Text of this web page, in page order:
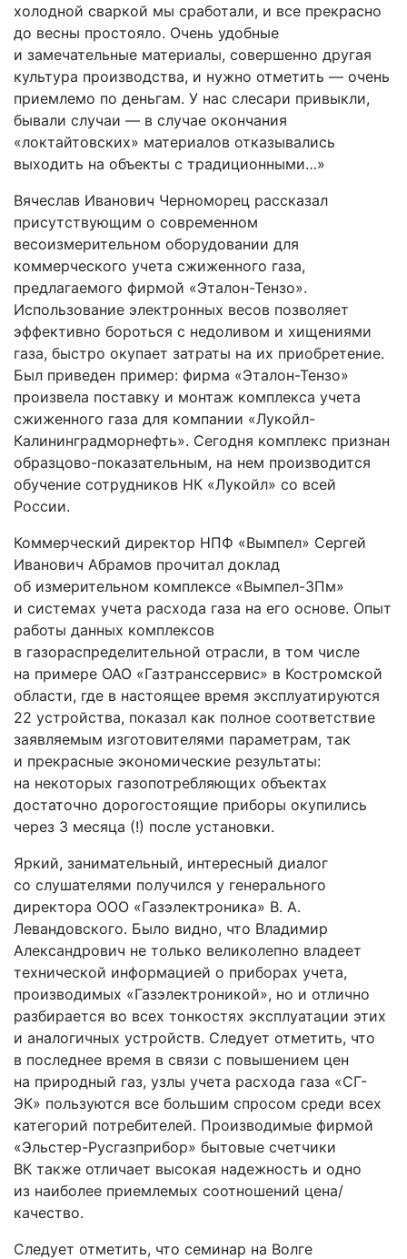
холодной сваркой мы сработали, и все прекрасно
до весны простояло. Очень удобные
и замечательные материалы, совершенно другая
культура производства, и нужно отметить — очень
приемлемо по деньгам. У нас слесари привыкли,
бывали случаи — в случае окончания
«локтайтовских» материалов отказывались
выходить на объекты с традиционными…»
Вячеслав Иванович Черноморец рассказал
присутствующим о современном
весоизмерительном оборудовании для
коммерческого учета сжиженного газа,
предлагаемого фирмой «Эталон-Тензо».
Использование электронных весов позволяет
эффективно бороться с недоливом и хищениями
газа, быстро окупает затраты на их приобретение.
Был приведен пример: фирма «Эталон-Тензо»
произвела поставку и монтаж комплекса учета
сжиженного газа для компании «Лукойл-
Калининградморнефть». Сегодня комплекс признан
образцово-показательным, на нем производится
обучение сотрудников НК «Лукойл» со всей
России.
Коммерческий директор НПФ «Вымпел» Сергей
Иванович Абрамов прочитал доклад
об измерительном комплексе «Вымпел-3Пм»
и системах учета расхода газа на его основе. Опыт
работы данных комплексов
в газораспределительной отрасли, в том числе
на примере ОАО «Газтранссервис» в Костромской
области, где в настоящее время эксплуатируются
22 устройства, показал как полное соответствие
заявляемым изготовителями параметрам, так
и прекрасные экономические результаты:
на некоторых газопотребляющих объектах
достаточно дорогостоящие приборы окупились
через 3 месяца (!) после установки.
Яркий, занимательный, интересный диалог
со слушателями получился у генерального
директора ООО «Газэлектроника» В. А.
Левандовского. Было видно, что Владимир
Александрович не только великолепно владеет
технической информацией о приборах учета,
производимых «Газэлектроникой», но и отлично
разбирается во всех тонкостях эксплуатации этих
и аналогичных устройств. Следует отметить, что
в последнее время в связи с повышением цен
на природный газ, узлы учета расхода газа «СГ-
ЭК» пользуются все большим спросом среди всех
категорий потребителей. Производимые фирмой
«Эльстер-Русгазприбор» бытовые счетчики
ВК также отличает высокая надежность и одно
из наиболее приемлемых соотношений цена/
качество.
Следует отметить, что семинар на Волге